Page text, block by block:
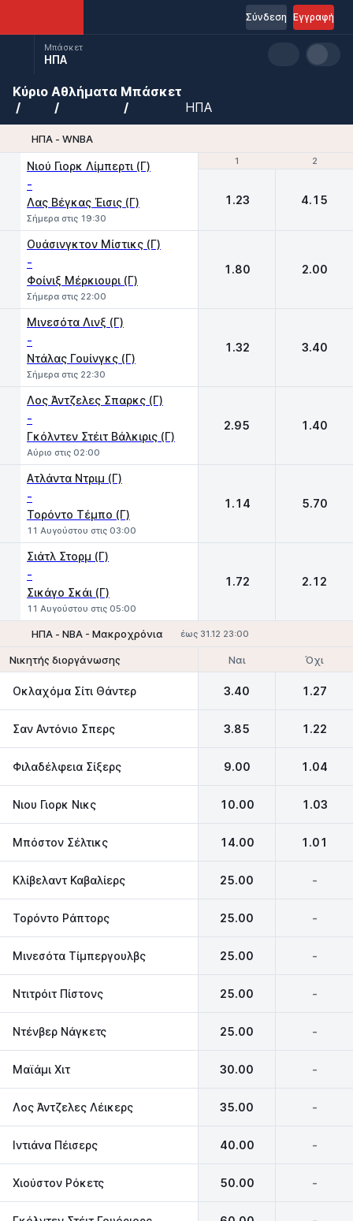
Εγγραφή
Σύνδεση
Μπάσκετ
ΗΠΑ
Κύριο Αθλήματα Μπάσκετ
ΗΠΑ
ΗΠΑ - WNBA
1 2
Νιού Γιορκ Λίμπερτι (Γ)
-
Λας Βέγκας Έισις (Γ)
Σήμερα στις 19:30
1 2
1.23 4.15
Ουάσινγκτον Μίστικς (Γ)
-
Φοίνιξ Μέρκιουρι (Γ)
Σήμερα στις 22:00
1.80 2.00
Μινεσότα Λινξ (Γ)
-
Ντάλας Γουίνγκς (Γ)
Σήμερα στις 22:30
1.32 3.40
Λος Άντζελες Σπαρκς (Γ)
-
Γκόλντεν Στέιτ Βάλκιρις (Γ)
Αύριο στις 02:00
2.95 1.40
Ατλάντα Ντριμ (Γ)
-
Τορόντο Τέμπο (Γ)
11 Αυγούστου στις 03:00
1.14 5.70
Σιάτλ Στορμ (Γ)
-
Σικάγο Σκάι (Γ)
11 Αυγούστου στις 05:00
1.72 2.12
ΗΠΑ - NBA - Μακροχρόνια έως 31.12 23:00
Νικητής διοργάνωσης Ναι Όχι
Οκλαχόμα Σίτι Θάντερ 3.40 1.27
Σαν Αντόνιο Σπερς 3.85 1.22
Φιλαδέλφεια Σίξερς 9.00 1.04
Νιου Γιορκ Νικς 10.00 1.03
Μπόστον Σέλτικς 14.00 1.01
Κλίβελαντ Καβαλίερς 25.00 -
Τορόντο Ράπτορς 25.00 -
Μινεσότα Τίμπεργουλβς 25.00 -
Ντιτρόιτ Πίστονς 25.00 -
Ντένβερ Νάγκετς 25.00 -
Μαϊάμι Χιτ‎ 30.00 -
Λος Άντζελες Λέικερς‎ 35.00 -
Ιντιάνα Πέισερς‎ 40.00 -
Χιούστον Ρόκετς 50.00 -